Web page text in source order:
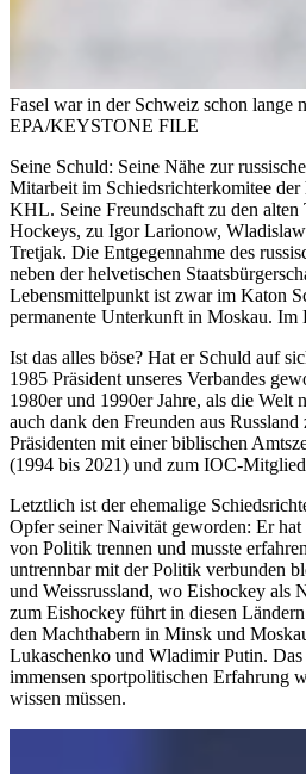
Fasel war in der Schweiz schon lange
EPA/KEYSTONE FILE
Seine Schuld: Seine Nähe zur
Mitarbeit im Schiedsrichterkomitee der
KHL. Seine Freundschaft zu den alten
Hockeys, zu Igor Larionow,
Tretjak. Die Entgegennahme des
neben der helvetischen
Lebensmittelpunkt ist zwar im Katon
permanente Unterkunft in Moskau. Im
Ist das alles böse? Hat er Schuld auf
1985 Präsident unseres Verbandes
1980er und 1990er Jahre, als die Welt
auch dank den Freunden aus
Präsidenten mit einer biblischen
(1994 bis 2021) und zum IOC-Mitglied
Letztlich ist der ehemalige
Opfer seiner Naivität geworden: Er
von Politik trennen und musste
untrennbar mit der Politik verbunden
und Weissrussland, wo Eishockey als
zum Eishockey führt in diesen
den Machthabern in Minsk und
Lukaschenko und Wladimir Putin. Das
immensen sportpolitischen Erfahrung
wissen müssen.